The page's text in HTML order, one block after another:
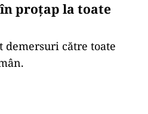
proțap la toate
demersuri către toate